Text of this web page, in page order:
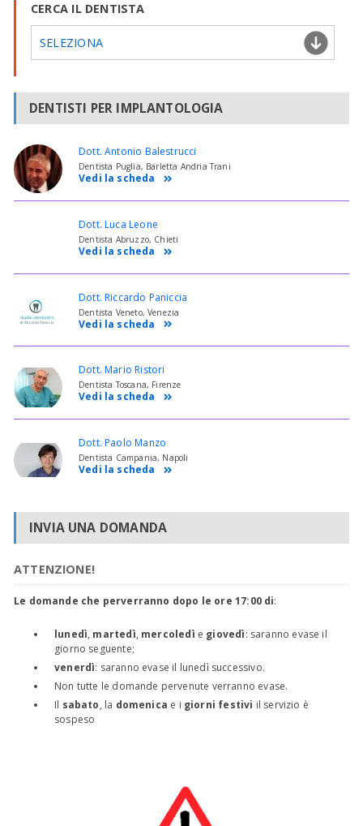
CERCA IL DENTISTA
SELEZIONA
DENTISTI PER IMPLANTOLOGIA
Dott. Antonio Balestrucci
Dentista Puglia, Barletta Andria Trani
Vedi la scheda
Dott. Luca Leone
Dentista Abruzzo, Chieti
Vedi la scheda
Dott. Riccardo Paniccia
Dentista Veneto, Venezia
Vedi la scheda
Dott. Mario Ristori
Dentista Toscana, Firenze
Vedi la scheda
Dott. Paolo Manzo
Dentista Campania, Napoli
Vedi la scheda
INVIA UNA DOMANDA
ATTENZIONE!
Le domande che perverranno dopo le ore 17:00 di:
lunedì, martedì, mercoledì e giovedì: saranno evase il
giorno seguente;
venerdì: saranno evase il lunedì successivo.
Non tutte le domande pervenute verranno evase.
Il sabato, la domenica e i giorni festivi il servizio è
sospeso